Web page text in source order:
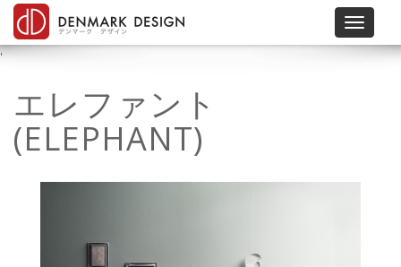
Toggle
'
エレファント
(ELEPHANT)